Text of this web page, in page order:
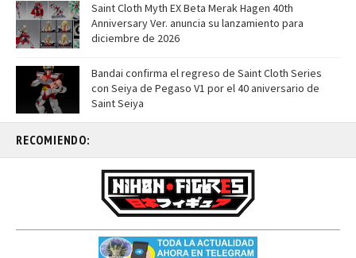
Saint Cloth Myth EX Beta Merak Hagen 40th
Anniversary Ver. anuncia su lanzamiento para
diciembre de 2026
Bandai confirma el regreso de Saint Cloth Series
con Seiya de Pegaso V1 por el 40 aniversario de
Saint Seiya
RECOMIENDO: